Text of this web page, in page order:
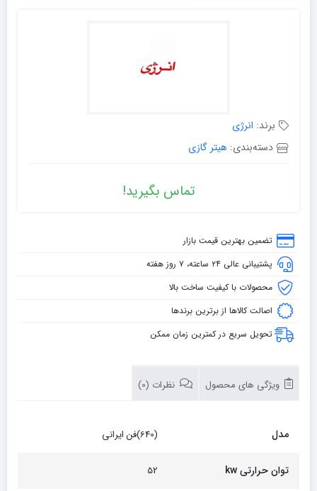
برند: انرژی
دسته‌بندی: هیتر گازی
تماس بگیرید!
تضمین بهترین قیمت بازار
پشتیبانی عالی ۲۴ ساعته، ۷ روز هفته
محصولات با کیفیت ساخت بالا
اصالت کالاها از برترین برندها
تحویل سریع در کمترین زمان ممکن
ویژگی های محصول نظرات (0)
مدل (640)فن ایرانی
توان حرارتی kw 52